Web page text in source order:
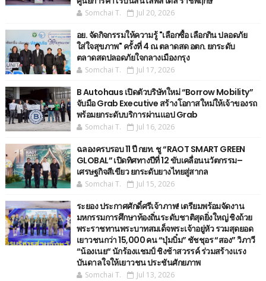
Somchai T. Jul 20, 2026
อย. จัดกิจกรรมให้ความรู้ "เลือกซื้อ เลือกกิน ปลอดภัย
ใส่ใจสุขภาพ" ครั้งที่ 4 ณ ตลาดสด อตก. ยกระดับ
ตลาดสดปลอดภัยใจกลางเมืองกรุง
Somchai T. Jul 17, 2026
B Autohaus เปิดตัวบริษัทใหม่ “Borrow Mobility”
จับมือ Grab Executive สร้างโอกาสใหม่ให้เจ้าของรถ
พร้อมยกระดับบริการผ่านแอป Grab
Somchai T. Jul 16, 2026
ฉลองครบรอบ 11 ปี กยท. ชู “RAOT SMART GREEN
GLOBAL” เปิดทิศทางปีที่ 12 ขับเคลื่อนนวัตกรรม–
เศรษฐกิจสีเขียว ยกระดับยางไทยสู่สากล
Somchai T. Jul 15, 2026
ระยอง ประกาศศักดิ์ศรีเจ้าภาพ! เตรียมพร้อมจัดงาน
มหกรรมการศึกษาท้องถิ่นระดับชาติสุดยิ่งใหญ่ ชิงถ้วย
พระราชทานพระบาทสมเด็จพระเจ้าอยู่หัว รวมสุดยอด
เยาวชนกว่า 15,000 คน “บุ๋มบิ๋ม” ชัชชุอร “สอง” วิภาวี
“น้องเนย“ นักร้องแชมป์ ชิงช้าสวรรค์ ร่วมสร้างแรง
บันดาลใจให้เยาวชน ประชันศักยภาพ
Somchai T. Jul 13, 2026